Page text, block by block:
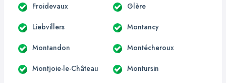
Froidevaux Glère
Liebvillers Montancy
Montandon Montécheroux
Montjoie-le-Château Montursin